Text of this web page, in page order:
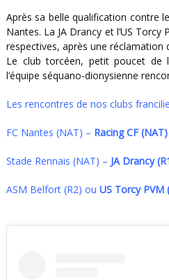
Après sa belle qualification contre le SM Caen, le Racing CF se déplacera sur la pelouse du FC
Nantes. La JA Drancy et l’US
respectives, après une réclamation
Le club torcéen, petit poucet de
l’équipe séquano-dionysienne
Les rencontres de nos clubs
FC Nantes (NAT) – Racing CF (NAT)
Stade Rennais (NAT) – JA Drancy
ASM Belfort (R2) ou US Torcy PVM